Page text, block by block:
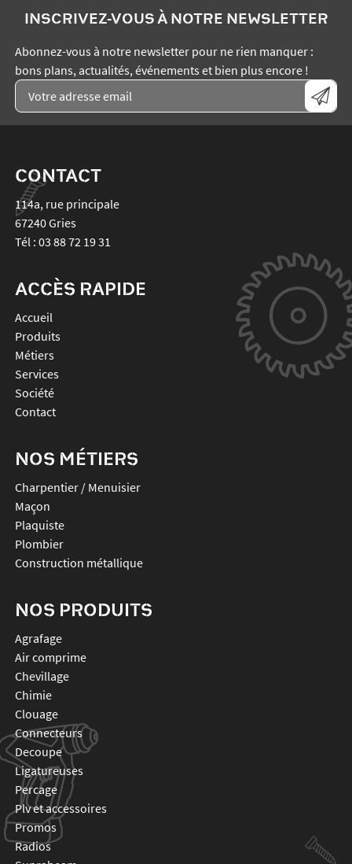
INSCRIVEZ-VOUS À NOTRE NEWSLETTER
Abonnez-vous à notre newsletter pour ne rien manquer :
bons plans, actualités, événements et bien plus encore !
CONTACT
114a, rue principale
67240Gries
Tél : 03 88 72 19 31
ACCÈS RAPIDE
Accueil
Produits
Métiers
Services
Société
Contact
NOS MÉTIERS
Charpentier / Menuisier
Maçon
Plaquiste
Plombier
Construction métallique
NOS PRODUITS
agrafage
air comprime
chevillage
chimie
clouage
connecteurs
decoupe
ligatureuses
percage
plv et accessoires
promos
radios